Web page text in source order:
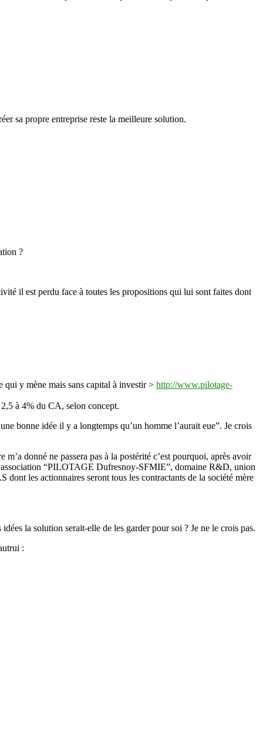
sa propre entreprise reste la meilleure solution.
?
il est perdu face à toutes les propositions qui lui sont faites dont
qui y mène mais sans capital à investir > http://www.pilotage-
à 4% du CA, selon concept.
bonne idée il y a longtemps qu’un homme l’aurait eue”. Je crois
donné ne passera pas à la postérité c’est pourquoi, après avoir
association “PILOTAGE Dufresnoy-SFMIE”, domaine R&D, union
dont les actionnaires seront tous les contractants de la société mère
la solution serait-elle de les garder pour soi ? Je ne le crois pas.
: